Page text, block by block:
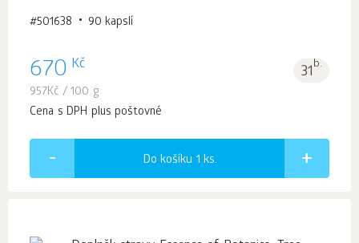
#501638 90 kapslí
670 Kč 31b.
957Kč / 100 g
Cena s DPH plus poštovné
Do košíku 1 ks.